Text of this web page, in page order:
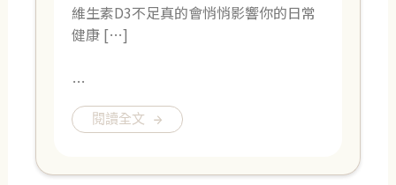
維生素D3不足真的會悄悄影響你的日常
健康 […]
…
閱讀全文